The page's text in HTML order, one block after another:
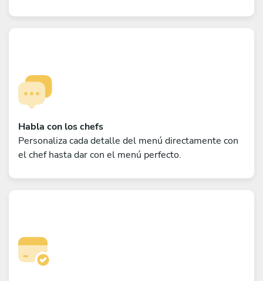
Habla con los chefs
Personaliza cada detalle del menú directamente con
el chef hasta dar con el menú perfecto.